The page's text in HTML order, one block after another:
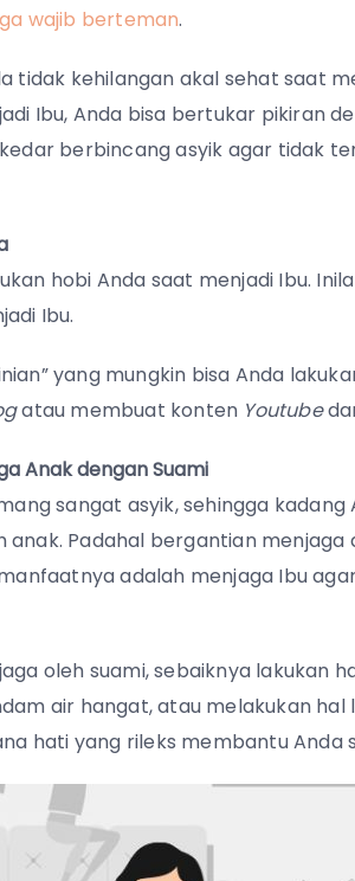
wajib berteman.
tidak kehilangan akal sehat saat
Ibu, Anda bisa bertukar pikiran
berbincang asyik agar tidak
hobi Anda saat menjadi Ibu.
Ibu.
yang mungkin bisa Anda
atau membuat konten Youtube
Anak dengan Suami
sangat asyik, sehingga
anak. Padahal bergantian
adalah menjaga Ibu
oleh suami, sebaiknya lakukan
air hangat, atau melakukan
hati yang rileks membantu